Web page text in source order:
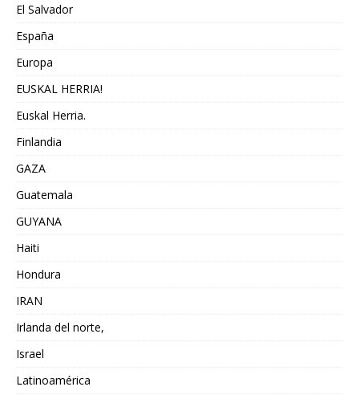
El Salvador
España
Europa
EUSKAL HERRIA!
Euskal Herria.
Finlandia
GAZA
Guatemala
GUYANA
Haiti
Hondura
IRAN
Irlanda del norte,
Israel
Latinoamérica